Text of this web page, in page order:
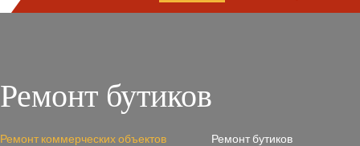
Ремонт бутиков
Ремонт коммерческих объектов Ремонт бутиков